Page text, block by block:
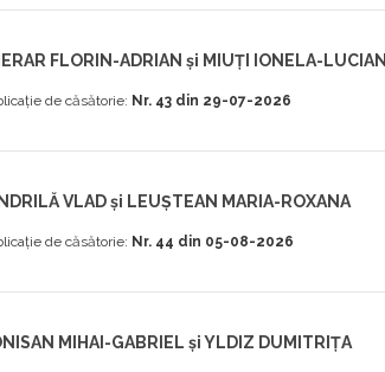
FLORIN-ADRIAN și MIUȚI IONELA-
de căsătorie: Nr. 43 din 29-07-2026
VLAD și LEUȘTEAN MARIA-ROXANA
de căsătorie: Nr. 44 din 05-08-2026
MIHAI-GABRIEL și YLDIZ DUMITRIȚA